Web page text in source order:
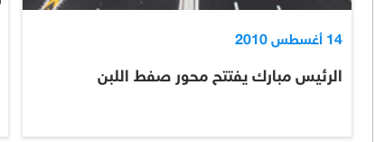
14 أغسطس 2010
الرئيس مبارك يفتتح محور صفط اللبن